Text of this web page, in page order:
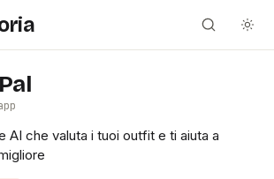
AI che valuta i tuoi outfit e ti aiuta a